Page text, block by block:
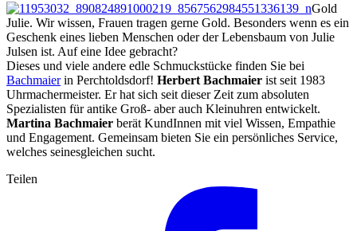
Gold
Julie. Wir wissen, Frauen tragen gerne Gold. Besonders wenn es ein
Geschenk eines lieben Menschen oder der Lebensbaum von Julie
Julsen ist. Auf eine Idee gebracht?
Dieses und viele andere edle Schmuckstücke finden Sie bei
Bachmaierin Perchtoldsdorf! Herbert Bachmaier ist seit 1983
Uhrmachermeister. Er hat sich seit dieser Zeit zum absoluten
Spezialisten für antike Groß- aber auch Kleinuhren entwickelt.
Martina Bachmaier berät KundInnen mit viel Wissen, Empathie
und Engagement. Gemeinsam bieten Sie ein persönliches Service,
welches seinesgleichen sucht.
Teilen